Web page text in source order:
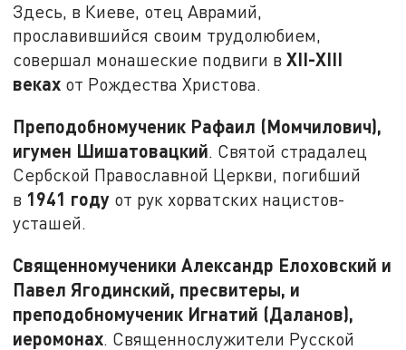
Здесь, в Киеве, отец Аврамий,
прославившийся своим трудолюбием,
совершал монашеские подвиги вXII-XIII
веках от Рождества Христова.
Преподобномученик Рафаил (Момчилович),
игумен Шишатовацкий. Святой страдалец
Сербской Православной Церкви, погибший
в 1941 году от рук хорватских нацистов-
усташей.
Священномученики Александр Елоховский и
Павел Ягодинский, пресвитеры, и
преподобномученик Игнатий (Даланов),
иеромонах. Священнослужители Русской